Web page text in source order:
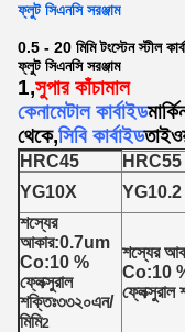
ফ্লুট সিএনসি সরঞ্জাম
0.5 - 20 মিমি টংস্টেন স্টীল
ফ্লুট সিএনসি সরঞ্জাম
1,সুপার কাঁচামাল
কেনামেটাল কার্বাইড
থেকে,সিবি কার্বাইড
HRC45 HRC55
YG10X
শস্যের
আকার:0.7um
Co:10 %
ফ্লেক্সুরাল
শক্তিঃ৩৩২০এন/
মিমি2
শস্যের
Co:10